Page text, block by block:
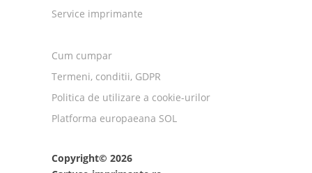
Service imprimante
Cum cumpar
Termeni, conditii, GDPR
Politica de utilizare a cookie-urilor
Platforma europaeana SOL
Copyright© 2026